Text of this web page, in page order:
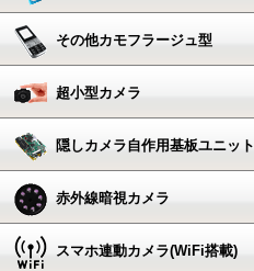
その他カモフラージュ型
超小型カメラ
隠しカメラ自作用基板ユニット
赤外線暗視カメラ
スマホ連動カメラ(WiFi搭載)